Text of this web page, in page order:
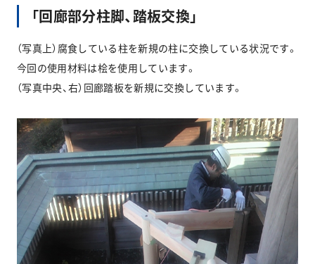
「回廊部分柱脚、踏板交換」
（写真上）腐食している柱を新規の柱に交換している状況です。
今回の使用材料は桧を使用しています。
（写真中央、右）回廊踏板を新規に交換しています。